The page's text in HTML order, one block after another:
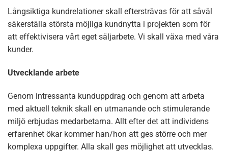
Långsiktiga kundrelationer skall eftersträvas för att såväl
säkerställa största möjliga kundnytta i projekten som för
att effektivisera vårt eget säljarbete. Vi skall växa med våra
kunder.
Utvecklande arbete
Genom intressanta kunduppdrag och genom att arbeta
med aktuell teknik skall en utmanande och stimulerande
miljö erbjudas medarbetarna. Allt efter det att individens
erfarenhet ökar kommer han/hon att ges större och mer
komplexa uppgifter. Alla skall ges möjlighet att utvecklas.